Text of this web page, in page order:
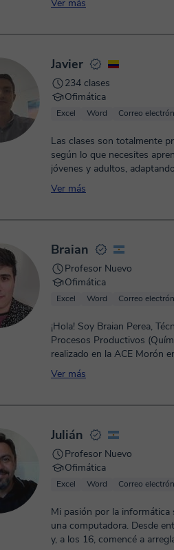
Ver más
Javier
234 clases
Ofimática
Excel Word Correo
Las clases son totalmente
según lo que necesites
jóvenes y adultos,
Ver más
Braian
Profesor Nuevo
Ofimática
Excel Word Correo
¡Hola! Soy Braian Perea,
Procesos Productivos
realizado en la ACE Morón
Ver más
Julián
Profesor Nuevo
Ofimática
Excel Word Correo
Mi pasión por la
una computadora. Desde
y, a los 16, comencé a